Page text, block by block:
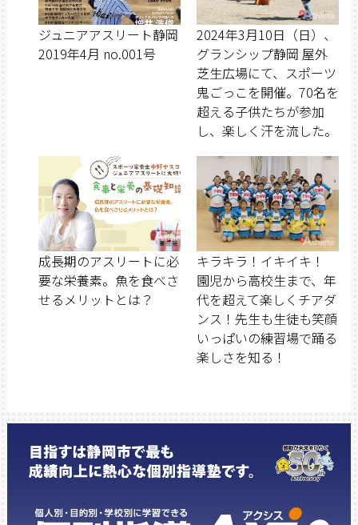
ジュニアアスリート静岡
2019年4月 no.001号
2024年3月10日（日）、
グランシップ静岡 屋外
芝生広場にて、スポーツ
鬼ごっこを開催。70名を
超える子供たちが参加
し、楽しく汗を流した。
成長期のアスリートに必
要な栄養素。魚を食べさ
せるメリットとは？
キラキラ！イキイキ！
園児から高校生まで、年
代を超えて楽しくチアダ
ンス！先生も生徒も笑顔
いっぱいの練習場で踊る
楽しさを知る！